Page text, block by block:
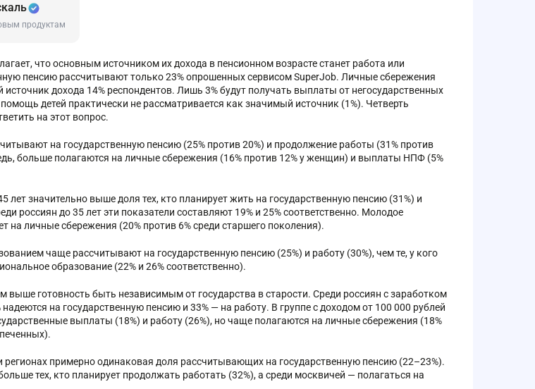
продуктам
что основным источником их дохода в пенсионном возрасте станет работа или
пенсию рассчитывают только 23% опрошенных сервисом SuperJob. Личные сбережения
дохода 14% респондентов. Лишь 3% будут получать выплаты от негосударственных
детей практически не рассматривается как значимый источник (1%). Четверть
на этот вопрос.
на государственную пенсию (25% против 20%) и продолжение работы (31% против
больше полагаются на личные сбережения (16% против 12% у женщин) и выплаты НПФ (5%
лет значительно выше доля тех, кто планирует жить на государственную пенсию (31%) и
россиян до 35 лет эти показатели составляют 19% и 25% соответственно. Молодое
на личные сбережения (20% против 6% среди старшего поколения).
чаще рассчитывают на государственную пенсию (25%) и работу (30%), чем те, у кого
образование (22% и 26% соответственно).
выше готовность быть независимым от государства в старости. Среди россиян с заработком
на государственную пенсию и 33% — на работу. В группе с доходом от 100 000 рублей
выплаты (18%) и работу (26%), но чаще полагаются на личные сбережения (18%
регионах примерно одинаковая доля рассчитывающих на государственную пенсию (22–23%).
тех, кто планирует продолжать работать (32%), а среди москвичей — полагаться на